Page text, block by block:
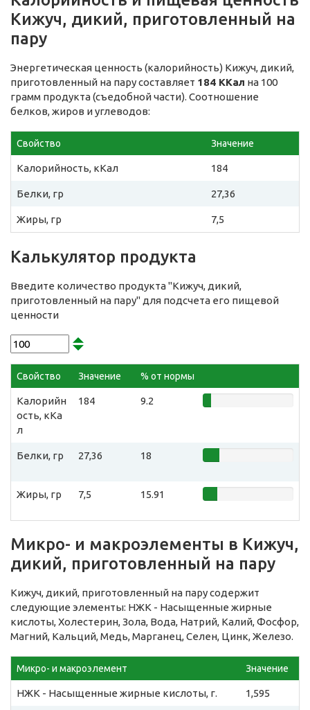
Кижуч, дикий, приготовленный на
пару
Энергетическая ценность (калорийность) Кижуч, дикий,
приготовленный на пару составляет 184 ККал на 100
грамм продукта (съедобной части). Соотношение
белков, жиров и углеводов:
Свойство Значение
Калорийность, кКал 184
Белки, гр 27,36
Жиры, гр 7,5
Калькулятор продукта
Введите количество продукта "Кижуч, дикий,
приготовленный на пару" для подсчета его пищевой
ценности
Свойство Значение % от нормы
Калорийн
ость, кКа
л
184 9.2
Белки, гр 27,36 18
Жиры, гр 7,5 15.91
Микро- и макроэлементы в Кижуч,
дикий, приготовленный на пару
Кижуч, дикий, приготовленный на пару содержит
следующие элементы: НЖК - Насыщенные жирные
кислоты, Холестерин, Зола, Вода, Натрий, Калий, Фосфор,
Магний, Кальций, Медь, Марганец, Селен, Цинк, Железо.
Микро- и макроэлемент Значение
НЖК - Насыщенные жирные кислоты, г. 1,595